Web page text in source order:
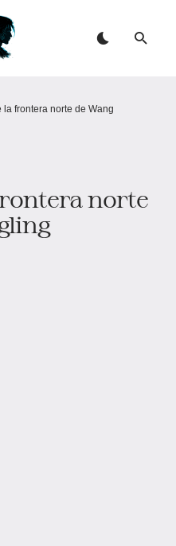
la frontera norte de Wang
norte